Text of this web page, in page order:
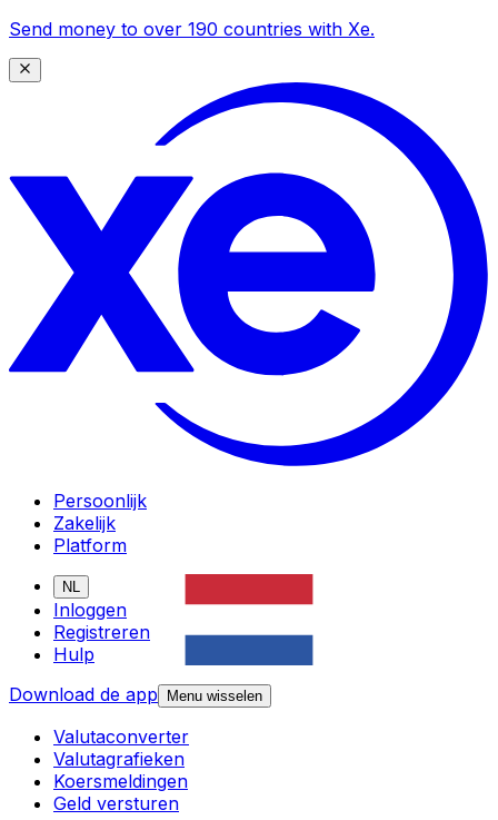
Send money to over 190 countries with Xe.
Persoonlijk
Zakelijk
Platform
NL
Inloggen
Registreren
Hulp
Download de app
Menu wisselen
Valutaconverter
Valutagrafieken
Koersmeldingen
Geld versturen